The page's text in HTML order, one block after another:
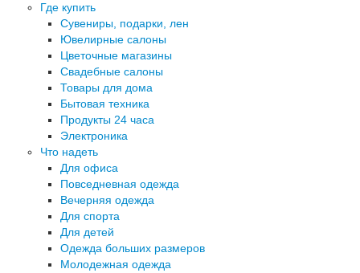
Где купить
Сувениры, подарки, лен
Ювелирные салоны
Цветочные магазины
Свадебные салоны
Товары для дома
Бытовая техника
Продукты 24 часа
Электроника
Что надеть
Для офиса
Повседневная одежда
Вечерняя одежда
Для спорта
Для детей
Одежда больших размеров
Молодежная одежда